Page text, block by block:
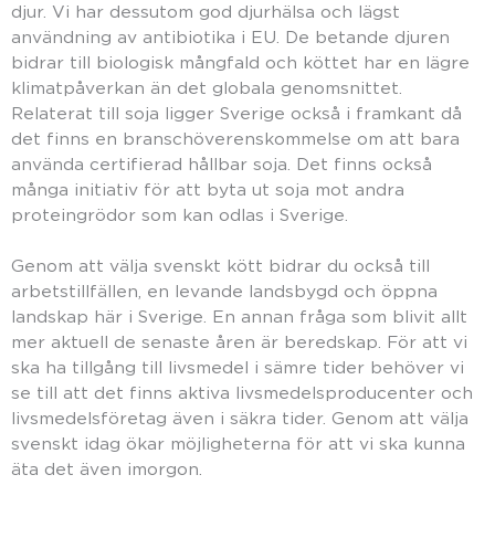
djur. Vi har dessutom god djurhälsa och lägst
användning av antibiotika i EU. De betande djuren
bidrar till biologisk mångfald och köttet har en lägre
klimatpåverkan än det globala genomsnittet.
Relaterat till soja ligger Sverige också i framkant då
det finns en branschöverenskommelse om att bara
använda certifierad hållbar soja. Det finns också
många initiativ för att byta ut soja mot andra
proteingrödor som kan odlas i Sverige.
Genom att välja svenskt kött bidrar du också till
arbetstillfällen, en levande landsbygd och öppna
landskap här i Sverige. En annan fråga som blivit allt
mer aktuell de senaste åren är beredskap. För att vi
ska ha tillgång till livsmedel i sämre tider behöver vi
se till att det finns aktiva livsmedelsproducenter och
livsmedelsföretag även i säkra tider. Genom att välja
svenskt idag ökar möjligheterna för att vi ska kunna
äta det även imorgon.